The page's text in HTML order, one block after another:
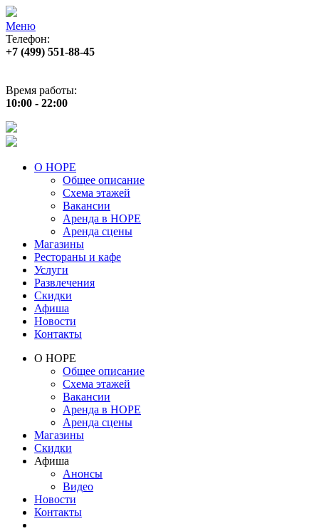
Меню
Телефон:
+7 (499) 551‑88‑45
Время работы:
10:00 - 22:00
О НОРЕ
Общее описание
Схема этажей
Вакансии
Аренда в НОРЕ
Аренда сцены
Магазины
Рестораны и кафе
Услуги
Развлечения
Скидки
Афиша
Новости
Контакты
О НОРЕ
Общее описание
Схема этажей
Вакансии
Аренда в НОРЕ
Аренда сцены
Магазины
Скидки
Афиша
Анонсы
Видео
Новости
Контакты